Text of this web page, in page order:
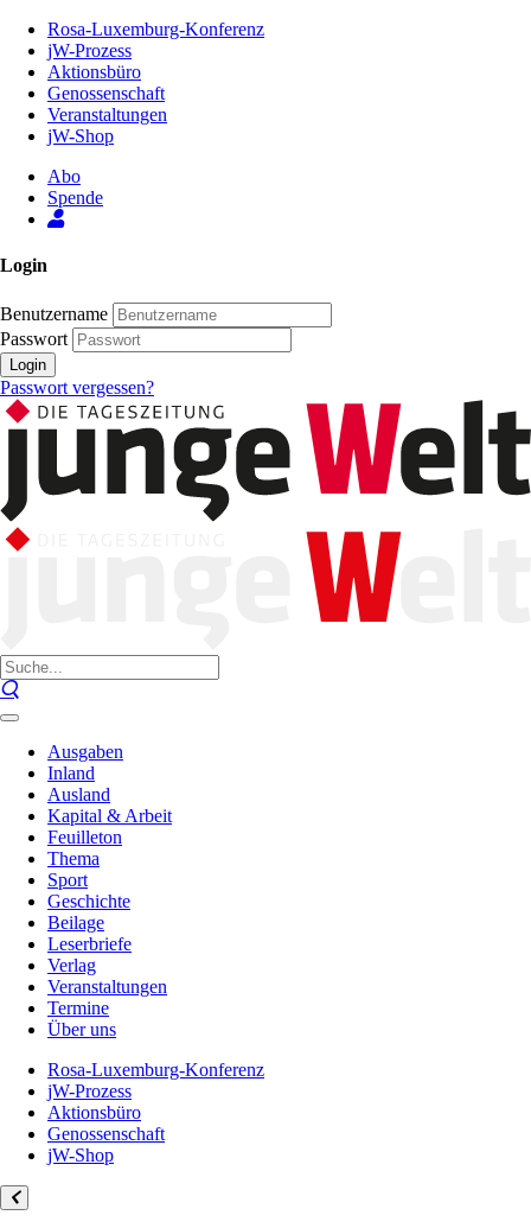
Inhalt
Seite
Rosa-Luxemburg-Konferenz
jW-Prozess
Aktionsbüro
Genossenschaft
Veranstaltungen
jW-Shop
Abo
Spende
Login
Benutzername
Passwort
Login
Passwort vergessen?
Ausgaben
Inland
Ausland
Kapital & Arbeit
Feuilleton
Thema
Sport
Geschichte
Beilage
Leserbriefe
Verlag
Veranstaltungen
Termine
Über uns
Rosa-Luxemburg-Konferenz
jW-Prozess
Aktionsbüro
Genossenschaft
jW-Shop